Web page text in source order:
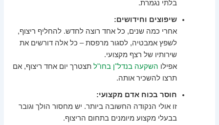
בלתי נגמרת.
שיפוצים וחידושים:
אחרי כמה שנים, כל אחד רוצה לחדש. להחליף ריצוף,
לשפץ אמבטיה, לסגור מרפסת – כל אלה דורשים את
שירותיו של רצף מקצועי.
אפילו השקעה בנדל"ן בחו"ל תצטרך יום אחד ריצוף, אם
תרצו להשכיר אותה.
חוסר בכוח אדם מקצועי:
זו אולי הנקודה החשובה ביותר. יש מחסור הולך וגובר
בבעלי מקצוע מיומנים בתחום הריצוף.